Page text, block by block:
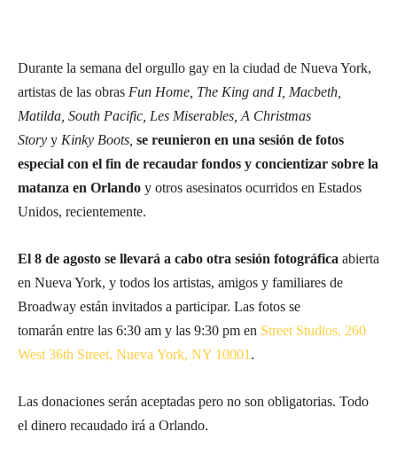
Durante la semana del orgullo gay en la ciudad de Nueva York,
artistas de las obras Fun Home, The King and I, Macbeth,
Matilda, South Pacific, Les Miserables, A Christmas
Story y Kinky Boots, se reunieron en una sesión de fotos
especial con el fin de recaudar fondos y concientizar sobre la
matanza en Orlando y otros asesinatos ocurridos en Estados
Unidos, recientemente.
El 8 de agosto se llevará a cabo otra sesión fotográfica abierta
en Nueva York, y todos los artistas, amigos y familiares de
Broadway están invitados a participar. Las fotos se
tomarán entre las 6:30 am y las 9:30 pm en Street Studios, 260
West 36th Street, Nueva York, NY 10001 .
Las donaciones serán aceptadas pero no son obligatorias. Todo
el dinero recaudado irá a Orlando.